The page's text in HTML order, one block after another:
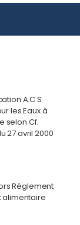
A.C.S
les Eaux à
selon Cf.
27 avril 2000
Réglement
alimentaire